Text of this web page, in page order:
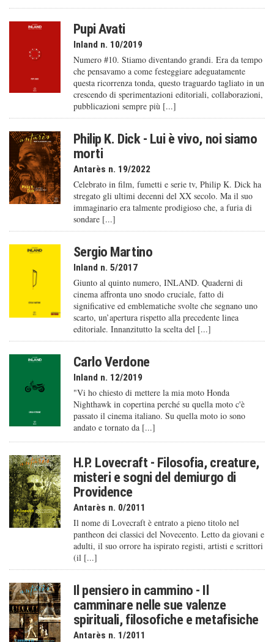
Pupi Avati
Inland n. 10/2019
Numero #10. Stiamo diventando grandi. Era da tempo
che pensavamo a come festeggiare adeguatamente
questa ricorrenza tonda, questo traguardo tagliato in un
crescendo di sperimentazioni editoriali, collaborazioni,
pubblicazioni sempre più [...]
Philip K. Dick - Lui è vivo, noi siamo
morti
Antarès n. 19/2022
Celebrato in film, fumetti e serie tv, Philip K. Dick ha
stregato gli ultimi decenni del XX secolo. Ma il suo
immaginario era talmente prodigioso che, a furia di
sondare [...]
Sergio Martino
Inland n. 5/2017
Giunto al quinto numero, INLAND. Quaderni di
cinema affronta uno snodo cruciale, fatto di
significative ed emblematiche svolte che segnano uno
scarto, un’apertura rispetto alla precedente linea
editoriale. Innanzitutto la scelta del [...]
Carlo Verdone
Inland n. 12/2019
"Vi ho chiesto di mettere la mia moto Honda
Nighthawk in copertina perché su quella moto c'è
passato il cinema italiano. Su quella moto io sono
andato e tornato da [...]
H.P. Lovecraft - Filosofia, creature,
misteri e sogni del demiurgo di
Providence
Antarès n. 0/2011
Il nome di Lovecraft è entrato a pieno titolo nel
pantheon dei classici del Novecento. Letto da giovani e
adulti, il suo orrore ha ispirato registi, artisti e scrittori
(il [...]
Il pensiero in cammino - Il
camminare nelle sue valenze
spirituali, filosofiche e metafisiche
Antarès n. 1/2011